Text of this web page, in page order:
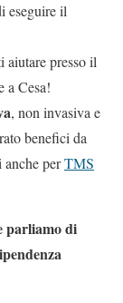
eseguire il
aiutare presso il
a Cesa!
, non invasiva e
benefici da
anche perTMS
parliamo di